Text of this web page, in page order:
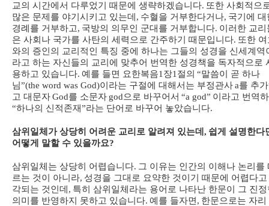
교의 시간에서 다루었기 때문에 생략하겠습니다. 또한 사회적으
많은 문제를 야기시키고 있는데 , 수혈을 거부한다거나, 국기에 대
경례를 거부하고, 국방의 의무인 군대를 거부합니다. 이러한 교리
은 사회나 국가를 사탄의 세력으로 간주하기 때문입니다. 또한
와의 증인의 교리적인 특징 중에 하나는 그들의 성경을 신세계역
라고 하는 자신들의 교리에 맞추어 번역한 성경책을 독자적으로
용하고 있습니다. 예를 들면 요한복음1 장1 절의 “말씀이 곧 하나
님”(the word was God)이라는 구절에 대해서는 부정관사a를 추
고 대문자God를 소문자 god으로 바꾸어서 “a god” 이라고 번역
“하나의 신적존재”라는 단어로 바꾸어 놓았습니다.
삼위일체가 상당히 어려운 교리로 알려져 있는데 , 쉽게 설명한다
어떻게 말할 수 있을까요?
삼위일체는 상당히 어렵습니다. 그 이유는 인간의 이해나 논리를
르는 것이 아니라, 성경을 그대로 요약한 것이기 때문에 어렵다고
각되는 것인데 , 특히 삼위일체라는 용어로 나타난 한문이 그 진정
의미를 반영하지 못하고 있습니다. 예를 들자면 , 한문으로는 자리